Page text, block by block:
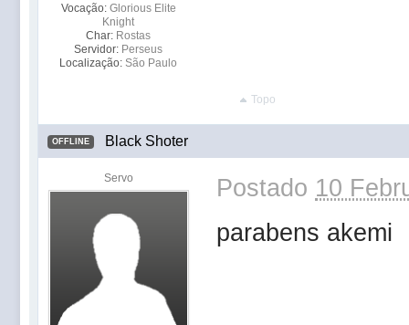
Vocação: Glorious Elite
Knight
Char: Rostas
Servidor: Perseus
Localização: São Paulo
Topo
OFFLINE Black Shoter
Servo Postado 10
parabens akemi